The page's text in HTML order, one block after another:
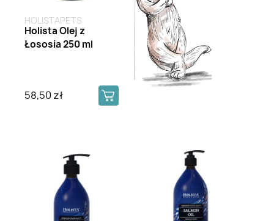
HOLISTAPETS
Holista Olej z
Łososia 250 ml
58,50 zł